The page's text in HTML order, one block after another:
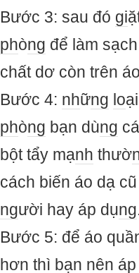
Bước 3: sau đó gi
phòng để làm
chất dơ còn trên
Bước 4: những lo
phòng bạn dùng
bột tẩy mạnh thườ
cách biến áo dạ
người hay áp dụng
Bước 5: để áo
hơn thì bạn nên